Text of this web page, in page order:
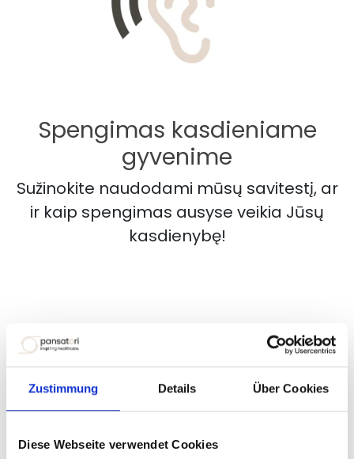
Zustimmung Details Über Cookies
Diese Webseite verwendet Cookies
Spengimas kasdieniame
gyvenime
Sužinokite naudodami mūsų savitestį, ar
ir kaip spengimas ausyse veikia Jūsų
kasdienybę!